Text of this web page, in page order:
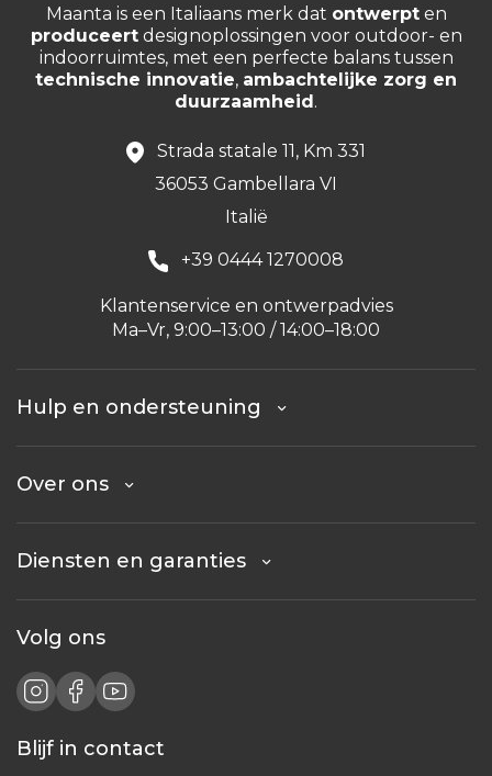
Maanta is een Italiaans merk dat ontwerpten
produceertdesignoplossingen voor outdoor- en
indoorruimtes, met een perfecte balans tussen
technische innovatie, ambachtelijke zorg en
duurzaamheid .
Strada statale 11, Km 331
36053 Gambellara VI
Italië
+39 0444 1270008
Klantenservice en ontwerpadvies
Ma–Vr, 9:00–13:00 / 14:00–18:00
Hulp en ondersteuning
Over ons
Diensten en garanties
Volg ons
Blijf in contact